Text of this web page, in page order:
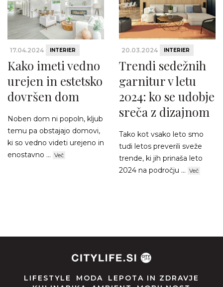
17.04.2024 INTERIER
Kako imeti vedno
urejen in estetsko
dovršen dom
Noben dom ni popoln, kljub
temu pa obstajajo domovi,
ki so vedno videti urejeno in
enostavno ... Več
20.03.2024 INTERIER
Trendi sedežnih
garnitur v letu
2024: ko se udobje
sreča z dizajnom
Tako kot vsako leto smo
tudi letos preverili sveže
trende, ki jih prinaša leto
2024 na področju ... Več
LIFESTYLE MODA
LEPOTA IN ZDRAVJE